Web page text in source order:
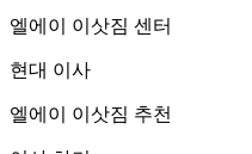
엘에이 이삿짐 센터
현대 이사
엘에이 이삿짐 추천